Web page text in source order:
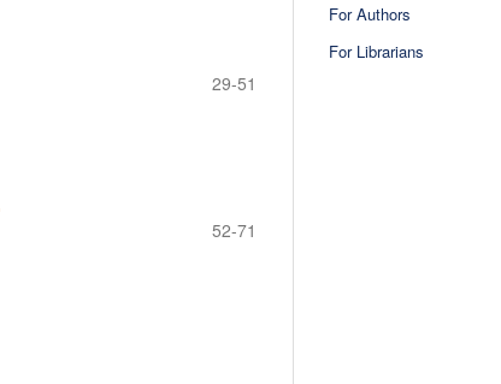
29-51
52-71
For Authors
For Librarians